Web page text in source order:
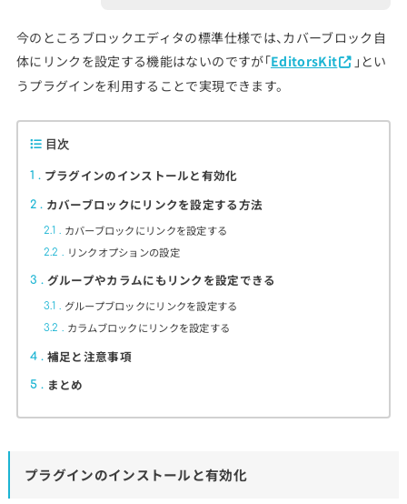
今のところブロックエディタの標準仕様では、カバーブロック自
体にリンクを設定する機能はないのですが「EditorsKit
」とい
うプラグインを利用することで実現できます。
目次
1 プラグインのインストールと有効化
2 カバーブロックにリンクを設定する方法
2.1 カバーブロックにリンクを設定する
2.2 リンクオプションの設定
3 グループやカラムにもリンクを設定できる
3.1 グループブロックにリンクを設定する
3.2 カラムブロックにリンクを設定する
4 補足と注意事項
5 まとめ
プラグインのインストールと有効化